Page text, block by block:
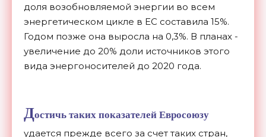
доля возобновляемой энергии во всем
энергетическом цикле в ЕС составила 15%.
Годом позже она выросла на 0,3%. В планах -
увеличение до 20% доли источников этого
вида энергоносителей до 2020 года.
Достичь таких показателей Евросоюзу
удается прежде всего за счет таких стран,